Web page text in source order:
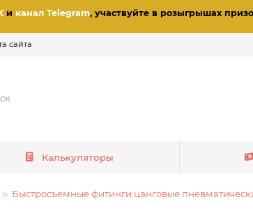
и канал Telegram, участвуйте в розыгрышах
сайта
Калькуляторы
Быстросъемные фитинги цанговые